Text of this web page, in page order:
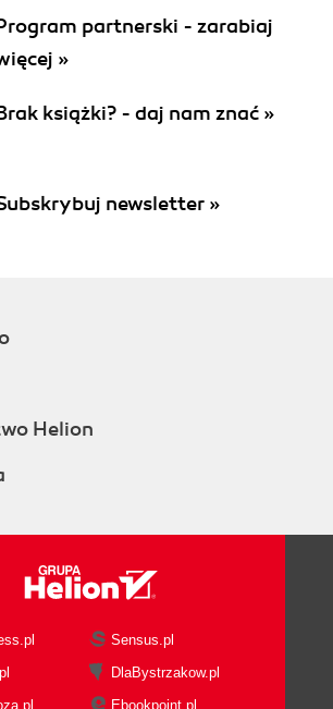
partnerski - zarabiaj
»
książki? - daj nam znać »
newsletter »
Helion
Sensus.pl
DlaBystrzakow.pl
Ebookpoint.pl